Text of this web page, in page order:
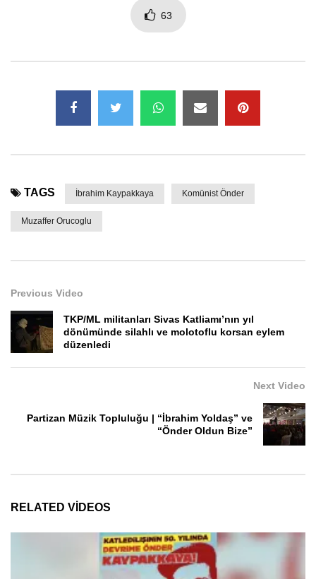
63
TAGS İbrahim Kaypakkaya Komünist Önder
Muzaffer Orucoglu
Previous Video
TKP/ML militanları Sivas Katliamı’nın yıl
dönümünde silahlı ve molotoflu korsan eylem
düzenledi
Next Video
Partizan Müzik Topluluğu | “İbrahim Yoldaş” ve
“Önder Oldun Bize”
RELATED VIDEOS